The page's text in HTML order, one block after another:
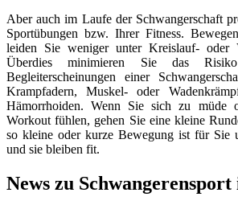
Aber auch im Laufe der Schwangerschaft
Sportübungen bzw. Ihrer Fitness.
leiden Sie weniger unter Kreislauf- oder
Überdies minimieren Sie das
Begleiterscheinungen einer
Krampfadern, Muskel- oder
Hämorrhoiden. Wenn Sie sich zu müde
Workout fühlen, gehen Sie eine kleine
so kleine oder kurze Bewegung ist für Sie
und sie bleiben fit.
News zu